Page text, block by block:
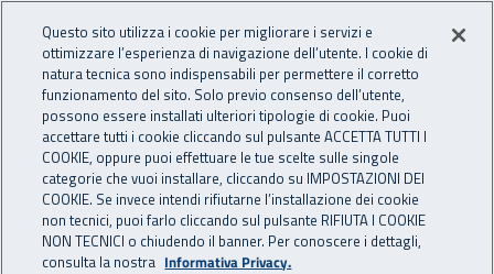
INAIL - Istituto Nazionale
Apri cerca
Navigazione principale
Navigazione - Ti trovi in:
Home Inail comunica Eventi
01 febbraio 2022
Questo sito utilizza i cookie per migliorare i servizi e
ottimizzare l’esperienza di navigazione dell’utente. I cookie di
natura tecnica sono indispensabili per permettere il corretto
funzionamento del sito. Solo previo consenso dell’utente,
possono essere installati ulteriori tipologie di cookie. Puoi
accettare tutti i cookie cliccando sul pulsante ACCETTA TUTTI I
COOKIE, oppure puoi effettuare le tue scelte sulle singole
categorie che vuoi installare, cliccando su IMPOSTAZIONI DEI
COOKIE. Se invece intendi rifiutarne l’installazione dei cookie
non tecnici, puoi farlo cliccando sul pulsante RIFIUTA I COOKIE
NON TECNICI o chiudendo il banner. Per conoscere i dettagli,
consulta la nostra Informativa Privacy.